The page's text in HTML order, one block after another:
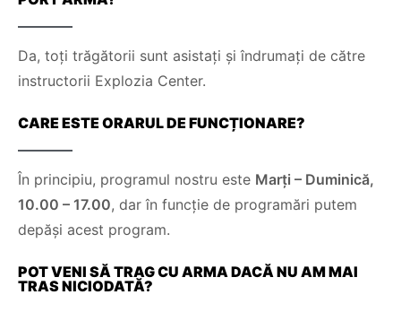
Da, toți trăgătorii sunt asistați și îndrumați de către
instructorii Explozia Center.
CARE ESTE ORARUL DE FUNCȚIONARE?
În principiu, programul nostru este Marți – Duminică,
10.00 – 17.00, dar în funcție de programări putem
depăși acest program.
POT VENI SĂ TRAG CU ARMA DACĂ NU AM MAI
TRAS NICIODATĂ?